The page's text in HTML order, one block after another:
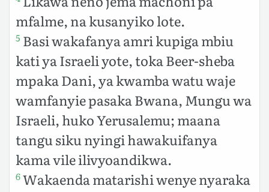
mfalme, na kusanyiko lote.
5 Basi wakafanya amri kupiga mbiu
kati ya Israeli yote, toka Beer-sheba
mpaka Dani, ya kwamba watu waje
wamfanyie pasaka Bwana, Mungu wa
Israeli, huko Yerusalemu; maana
tangu siku nyingi hawakuifanya
kama vile ilivyoandikwa.
6Wakaenda matarishi wenye nyaraka